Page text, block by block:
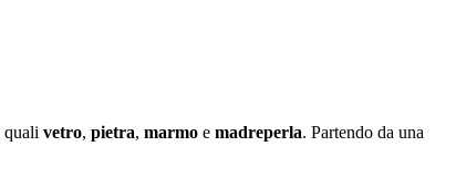
quali vetro, pietra, marmo e madreperla. Partendo da una